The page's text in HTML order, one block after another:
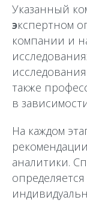
Указанный
экспертном
компании и
также
в
На каждом
аналитики.